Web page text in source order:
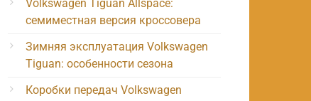
Volkswagen Tiguan Allspace:
семиместная версия кроссовера
Зимняя эксплуатация Volkswagen
Tiguan: особенности сезона
Коробки передач Volkswagen